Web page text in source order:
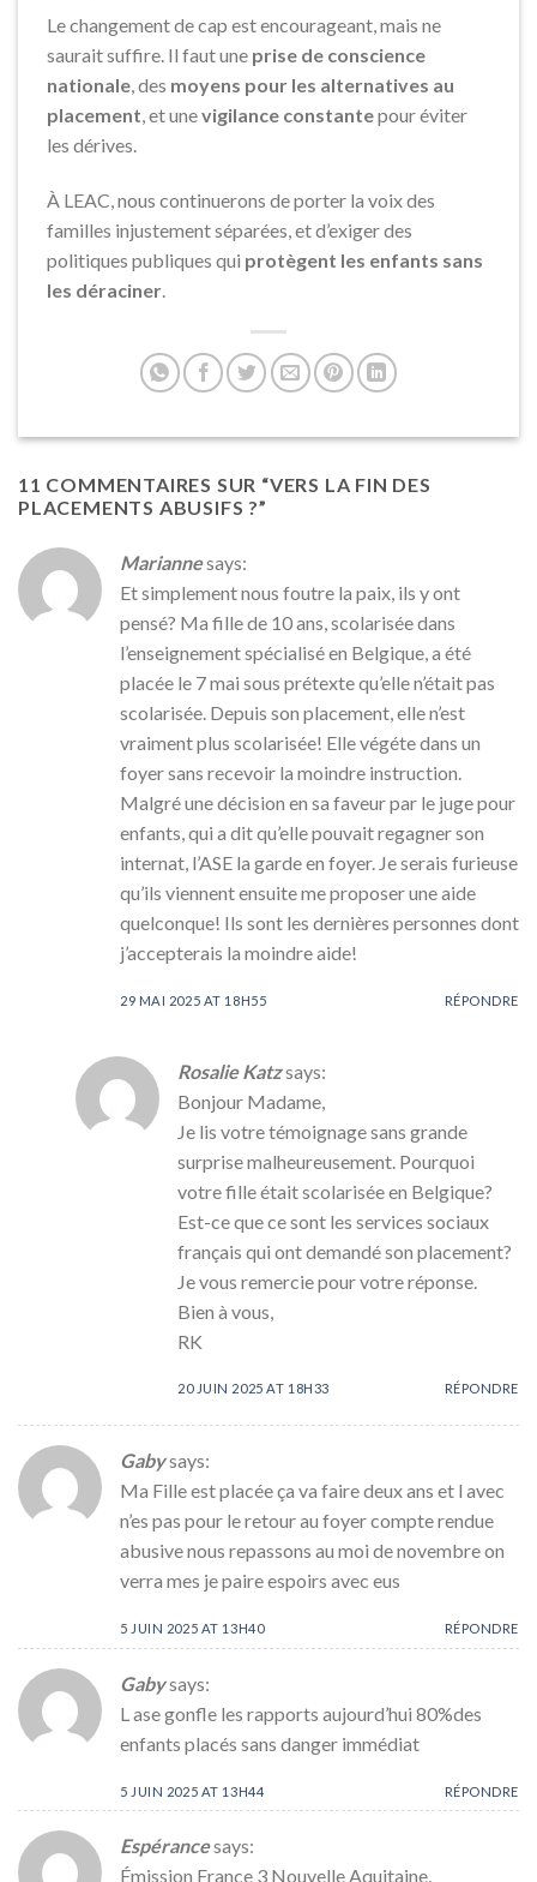
Le changement de cap est encourageant, mais ne
saurait suffire. Il faut une prise de conscience
nationale, des moyens pour les alternatives au
placement, et unevigilance constantepour éviter
les dérives.
À LEAC, nous continuerons de porter la voix des
familles injustement séparées, et d’exiger des
politiques publiques qui protègent les enfants sans
les déraciner.
11 COMMENTAIRES SUR “VERS LA FIN DES
PLACEMENTS ABUSIFS ?”
Mariannesays:
Et simplement nous foutre la paix, ils y ont
pensé? Ma fille de 10 ans, scolarisée dans
l’enseignement spécialisé en Belgique, a été
placée le 7 mai sous prétexte qu’elle n’était pas
scolarisée. Depuis son placement, elle n’est
vraiment plus scolarisée! Elle végéte dans un
foyer sans recevoir la moindre instruction.
Malgré une décision en sa faveur par le juge pour
enfants, qui a dit qu’elle pouvait regagner son
internat, l’ASE la garde en foyer. Je serais furieuse
qu’ils viennent ensuite me proposer une aide
quelconque! Ils sont les dernières personnes dont
j’accepterais la moindre aide!
29 MAI 2025 AT 18H55 RÉPONDRE
Rosalie Katzsays:
Bonjour Madame,
Je lis votre témoignage sans grande
surprise malheureusement. Pourquoi
votre fille était scolarisée en Belgique?
Est-ce que ce sont les services sociaux
français qui ont demandé son placement?
Je vous remercie pour votre réponse.
Bien à vous,
RK
20 JUIN 2025 AT 18H33 RÉPONDRE
Gabysays:
Ma Fille est placée ça va faire deux ans et l avec
n’es pas pour le retour au foyer compte rendue
abusive nous repassons au moi de novembre on
verra mes je paire espoirs avec eus
5 JUIN 2025 AT 13H40 RÉPONDRE
Gabysays:
L ase gonfle les rapports aujourd’hui 80%des
enfants placés sans danger immédiat
5 JUIN 2025 AT 13H44 RÉPONDRE
Espérancesays:
Émission France 3 Nouvelle Aquitaine,